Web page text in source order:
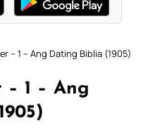
– 1 – Ang Dating Biblia (1905)
1 – Ang